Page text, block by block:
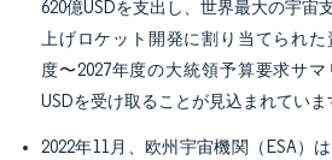
620億USDを支出し、世界最大の宇宙
上げロケット開発に割り当てられた
度〜2027年度の大統領予算要求サマ
USDを受け取ることが見込まれていま
2022年11月、欧州宇宙機関（ESA）